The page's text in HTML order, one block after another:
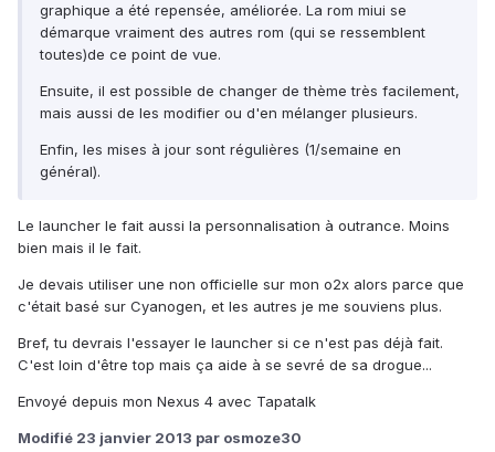
graphique a été repensée, améliorée. La rom miui se
démarque vraiment des autres rom (qui se ressemblent
toutes)de ce point de vue.
Ensuite, il est possible de changer de thème très facilement,
mais aussi de les modifier ou d'en mélanger plusieurs.
Enfin, les mises à jour sont régulières (1/semaine en
général).
Le launcher le fait aussi la personnalisation à outrance. Moins
bien mais il le fait.
Je devais utiliser une non officielle sur mon o2x alors parce que
c'était basé sur Cyanogen, et les autres je me souviens plus.
Bref, tu devrais l'essayer le launcher si ce n'est pas déjà fait.
C'est loin d'être top mais ça aide à se sevré de sa drogue...
Envoyé depuis mon Nexus 4 avec Tapatalk
Modifié 23 janvier 2013 par osmoze30